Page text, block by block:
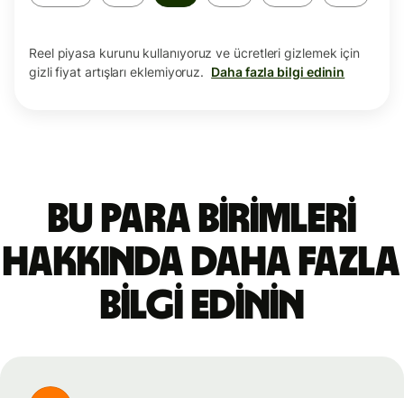
aralığı
Reel piyasa kurunu kullanıyoruz ve ücretleri gizlemek için
gizli fiyat artışları eklemiyoruz. Daha fazla bilgi edinin
Bu para birimleri
hakkında daha fazla
bilgi edinin